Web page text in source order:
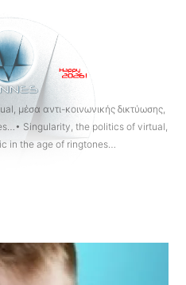
μέσα αντι-κοινωνικής δικτύωσης,
Singularity, the politics of virtual,
in the age of ringtones…